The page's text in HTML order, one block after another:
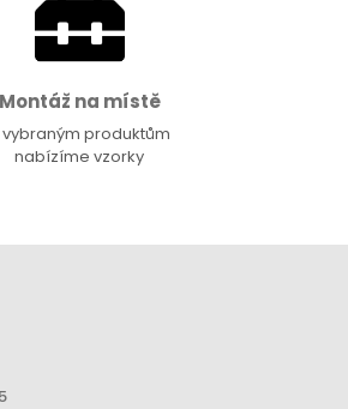
Montáž na místě
vybraným produktům
nabízíme vzorky